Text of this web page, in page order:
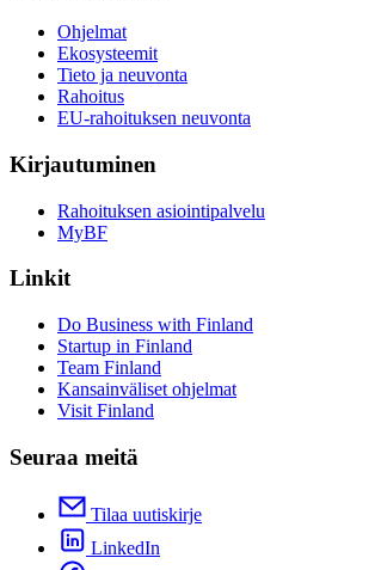
Ohjelmat
Ekosysteemit
Tieto ja neuvonta
Rahoitus
EU-rahoituksen neuvonta
Kirjautuminen
Rahoituksen asiointipalvelu
MyBF
Linkit
Do Business with Finland
Startup in Finland
Team Finland
Kansainväliset ohjelmat
Visit Finland
Seuraa meitä
Tilaa uutiskirje
LinkedIn